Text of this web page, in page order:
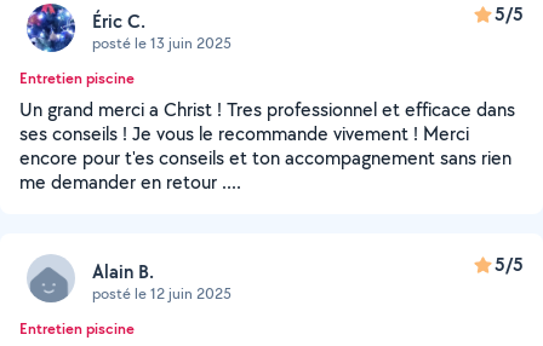
Éric C.
posté le 13 juin 2025
5/5
Entretien piscine
Un grand merci a Christ ! Tres professionnel et efficace dans
ses conseils ! Je vous le recommande vivement ! Merci
encore pour t'es conseils et ton accompagnement sans rien
me demander en retour ....
Alain B.
posté le 12 juin 2025
5/5
Entretien piscine